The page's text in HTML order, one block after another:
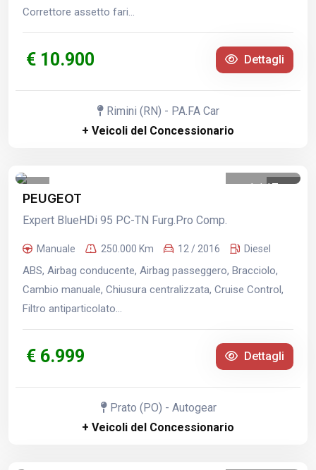
Correttore assetto fari...
€ 10.900 Dettagli
Rimini (RN) - PA.FA Car
+ Veicoli del Concessionario
1 /17
PEUGEOT
Expert BlueHDi 95 PC-TN Furg.Pro Comp.
Manuale 250.000 Km 12 / 2016 Diesel
ABS, Airbag conducente, Airbag passeggero, Bracciolo,
Cambio manuale, Chiusura centralizzata, Cruise Control,
Filtro antiparticolato...
€ 6.999 Dettagli
Prato (PO) - Autogear
+ Veicoli del Concessionario